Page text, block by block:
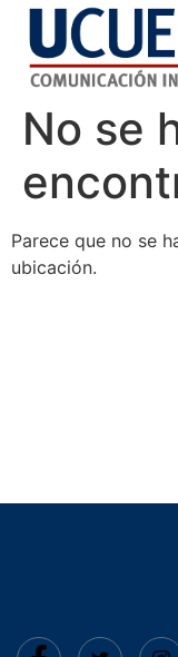
No se
Parece que no se
ubicación.